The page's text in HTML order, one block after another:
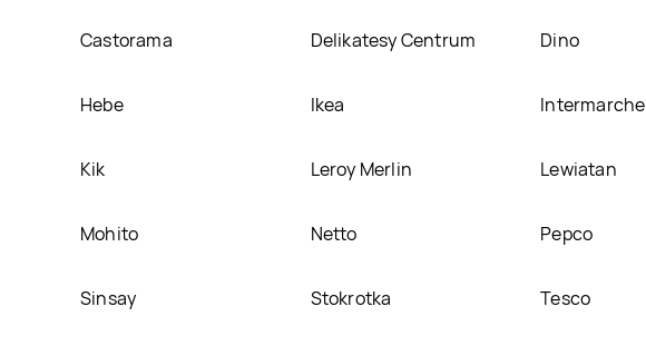
Castorama Delikatesy Centrum Dino
Hebe Ikea Intermarche
Kik Leroy Merlin Lewiatan
Mohito Netto Pepco
Sinsay Stokrotka Tesco